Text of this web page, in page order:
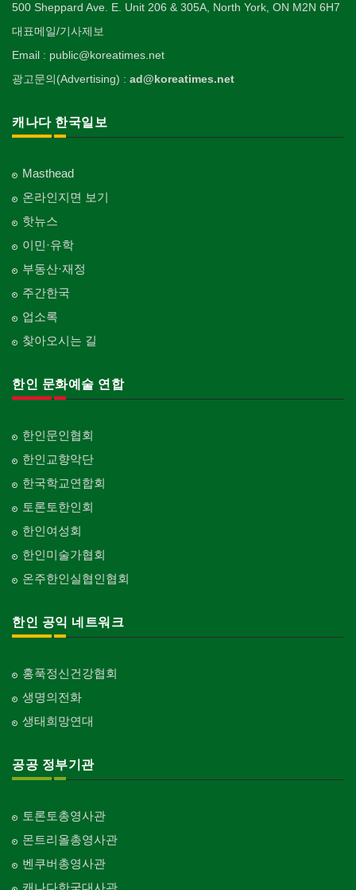
500 Sheppard Ave. E. Unit 206 & 305A, North York, ON M2N 6H7
대표메일/기사제보
Email : public@koreatimes.net
광고문의(Advertising) : ad@koreatimes.net
캐나다 한국일보
Masthead
온라인지면 보기
핫뉴스
이민·유학
부동산·재정
주간한국
업소록
찾아오시는 길
한인 문화예술 연합
한인문인협회
한인교향악단
한국학교연합회
토론토한인회
한인여성회
한인미술가협회
온주한인실협인협회
한인 공익 네트워크
홍푹정신건강협회
생명의전화
생태희망연대
공공 정부기관
토론토총영사관
몬트리올총영사관
벤쿠버총영사관